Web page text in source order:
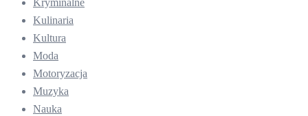
Kryminalne
Kulinaria
Kultura
Moda
Motoryzacja
Muzyka
Nauka